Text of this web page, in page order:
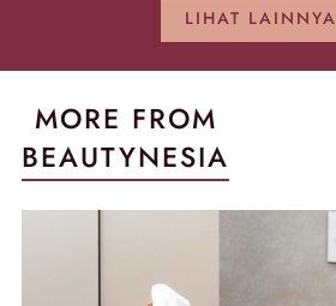
LIHAT LAINNYA
MORE FROM
BEAUTYNESIA